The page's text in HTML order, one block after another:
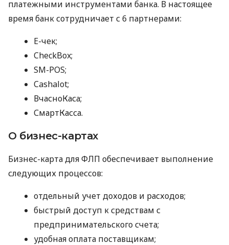
платежными инструментами банка. В настоящее
время банк сотрудничает с 6 партнерами:
E-чек;
CheckBox;
SM-POS;
Cashalot;
ВчасноКаса;
СмартКасса.
О бизнес-картах
Бизнес-карта для ФЛП обеспечивает выполнение
следующих процессов:
отдельный учет доходов и расходов;
быстрый доступ к средствам с
предпринимательского счета;
удобная оплата поставщикам;